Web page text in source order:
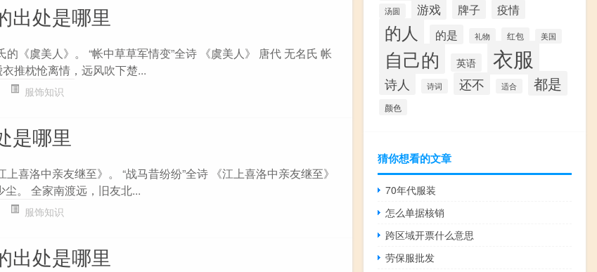
出处是哪里
的《虞美人》。 “帐中草草军情变”全诗 《虞美人》 唐代 无名氏 帐
推枕怆离情，远风吹下楚...
服饰知识
是哪里
喜洛中亲友继至》。 “战马昔纷纷”全诗 《江上喜洛中亲友继至》
。 全家南渡远，旧友北...
服饰知识
出处是哪里
汤圆 游戏 牌子 疫情
的人 的是 礼物 红包 美国
自己的 英语 衣服
诗人 诗词 还不 适合 都是
颜色
猜你想看的文章
70年代服装
怎么单据核销
跨区域开票什么意思
劳保服批发